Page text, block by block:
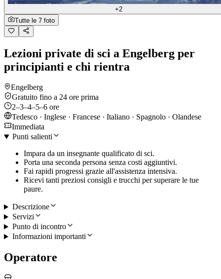
+2
Tutte le 7 foto
Lezioni private di sci a Engelberg per
principianti e chi rientra
Engelberg
Gratuito fino a 24 ore prima
2–3–4–5–6 ore
Tedesco · Inglese · Francese · Italiano · Spagnolo · Olandese
Immediata
Punti salienti
Impara da un insegnante qualificato di sci.
Porta una seconda persona senza costi aggiuntivi.
Fai rapidi progressi grazie all'assistenza intensiva.
Ricevi tanti preziosi consigli e trucchi per superare le tue
paure.
Descrizione
Servizi
Punto di incontro
Informazioni importanti
Operatore